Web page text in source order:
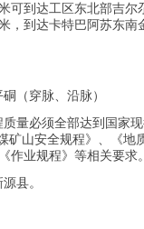
可到达工区东北部吉尔
，到达卡特巴阿苏东
硐 （ 穿脉、沿脉 ）
量必须全部达到国家
矿山安全规程》、
《地
作业规程》等相关要求。
县。